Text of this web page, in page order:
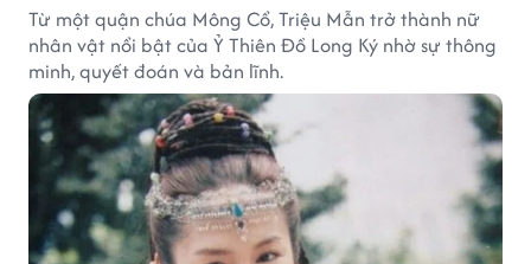
Từ một quận chúa Mông Cổ, Triệu Mẫn trở thành nữ
nhân vật nổi bật của Ỷ Thiên Đồ Long Ký nhờ sự thông
minh, quyết đoán và bản lĩnh.